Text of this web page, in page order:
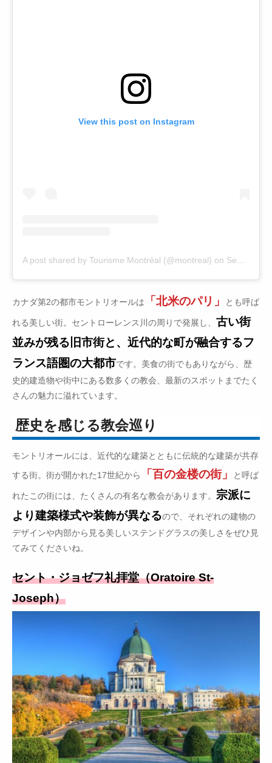
View this post on Instagram
A post shared by Tourisme Montréal (@montreal) on Sep 4, 2018 at 9:43am PDT
カナダ第2の都市モントリオールは 「北米のパリ」 とも呼ば
れる美しい街。セントローレンス川の周りで発展し、 古い街
並みが残る旧市街と、近代的な町が融合するフ
ランス語圏の大都市です。美食の街でもありながら、歴
史的建造物や街中にある数多くの教会、最新のスポットまでたく
さんの魅力に溢れています。
歴史を感じる教会巡り
モントリオールには、近代的な建築とともに伝統的な建築が共存
する街。街が開かれた17世紀から
「百の金楼の街」 と呼ば
れたこの街には、たくさんの有名な教会があります。 宗派に
より建築様式や装飾が異なるので、それぞれの建物の
デザインや内部から見る美しいステンドグラスの美しさをぜひ見
てみてくださいね。
セント・ジョゼフ礼拝堂（Oratoire St-
Joseph）